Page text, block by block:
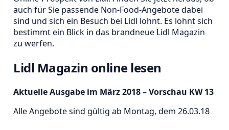
auch für Sie passende Non-Food-Angebote dabei
sind und sich ein Besuch bei Lidl lohnt. Es lohnt sich
bestimmt ein Blick in das brandneue Lidl Magazin
zu werfen.
Lidl Magazin online lesen
Aktuelle Ausgabe im März 2018 – Vorschau KW 13
Alle Angebote sind gültig ab Montag, dem 26.03.18